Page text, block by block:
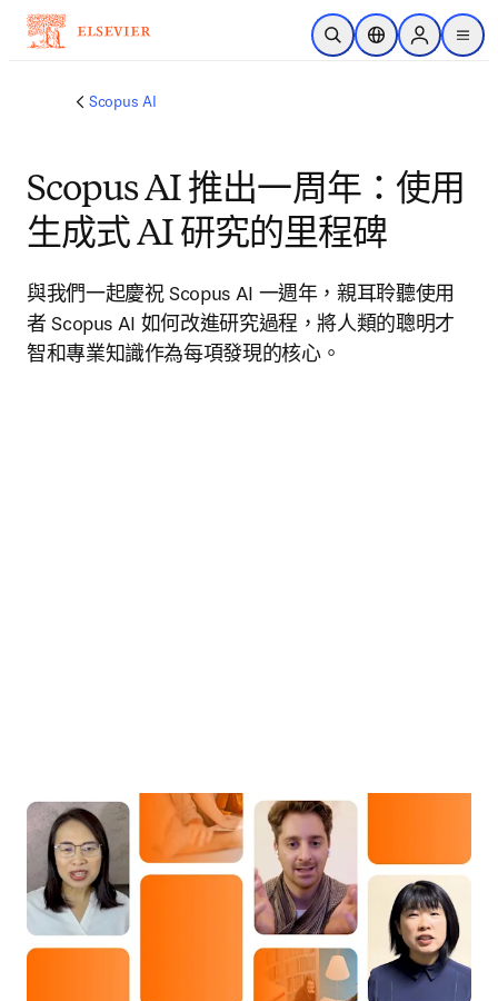
跳到主要內容
公開搜尋位置選擇器Sign in to
menu
Scopus AI
Scopus AI 推出一周年：使用
生成式 AI 研究的里程碑
與我們一起慶祝 Scopus AI 一週年，親耳聆聽使用
者 Scopus AI 如何改進研究過程，將人類的聰明才
智和專業知識作為每項發現的核心。